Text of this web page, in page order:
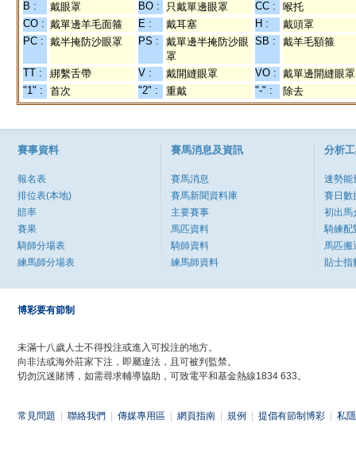
B : 戴眼罩 BO : 只戴單邊眼罩 CC :
喉托
CO : 戴單邊羊毛面箍 E : 戴耳塞 H :
戴頭罩
PC : 戴半掩防沙眼罩 PS :
戴單邊半掩防沙眼
罩
SB : 戴羊毛額箍
TT : 綁繫舌帶 V : 戴開縫眼罩 VO : 戴單邊開縫眼罩
"1" :
首次 "2" : 重戴 "-" : 除去
賽事資料
報名表
排位表(本地)
賠率
賽果
騎師分場表
練馬師分場表
賽馬消息及資訊
賽馬消息
賽馬新聞資料庫
主要賽事
馬匹資料
騎師資料
練馬師資料
分析
速勢能
賽日數
初出馬
騎練配
馬匹搬
貼士指
博彩要有節制
未滿十八歲人士不得投注或進入可投注的地方。
向非法或海外莊家下注，即屬違法，且可被判監禁。
切勿沉迷賭博，如需尋求輔導協助，可致電平和基金熱線1834 633。
常見問題 聯絡我們 傳媒專用區 網頁指南 規例 提倡有節制博彩 私